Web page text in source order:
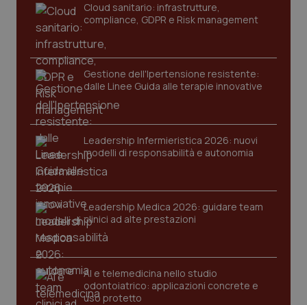
Cloud sanitario: infrastrutture,
compliance, GDPR e Risk management
Gestione dell'Ipertensione resistente:
dalle Linee Guida alle terapie innovative
Leadership Infermieristica 2026: nuovi
modelli di responsabilità e autonomia
Leadership Medica 2026: guidare team
clinici ad alte prestazioni
AI e telemedicina nello studio
odontoiatrico: applicazioni concrete e
uso protetto
CookieScriptConsent
CookieScript